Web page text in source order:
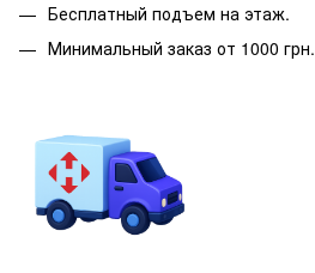
Бесплатный подъем на этаж.
Минимальный заказ от 1000 грн.